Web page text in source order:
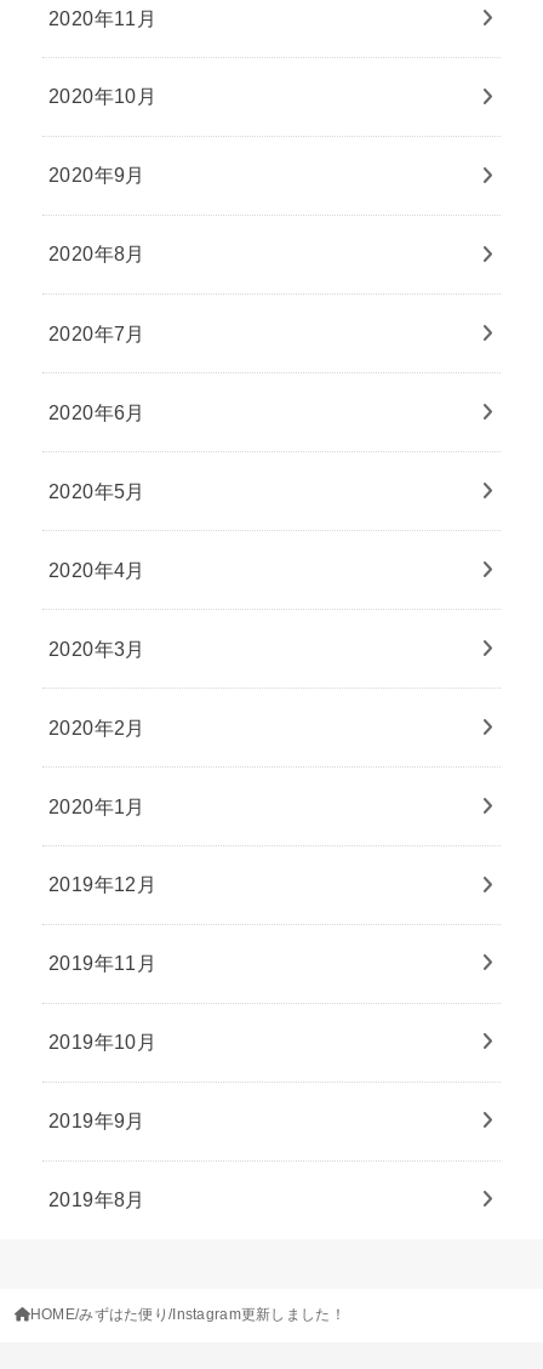
2020年11月
2020年10月
2020年9月
2020年8月
2020年7月
2020年6月
2020年5月
2020年4月
2020年3月
2020年2月
2020年1月
2019年12月
2019年11月
2019年10月
2019年9月
2019年8月
HOME みずはた便り Instagram更新しました！